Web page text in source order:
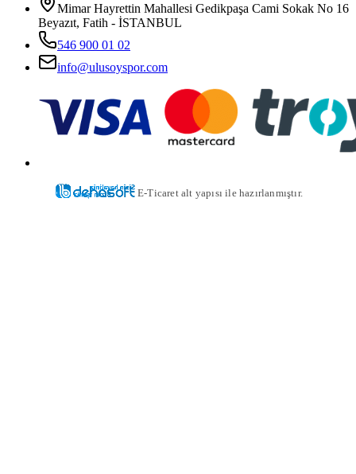
Mimar Hayrettin Mahallesi Gedikpaşa Cami Sokak No 16
Beyazıt, Fatih - İSTANBUL
546 900 01 02
info@ulusoyspor.com
E-Ticaret alt yapısı ile hazırlanmıştır.